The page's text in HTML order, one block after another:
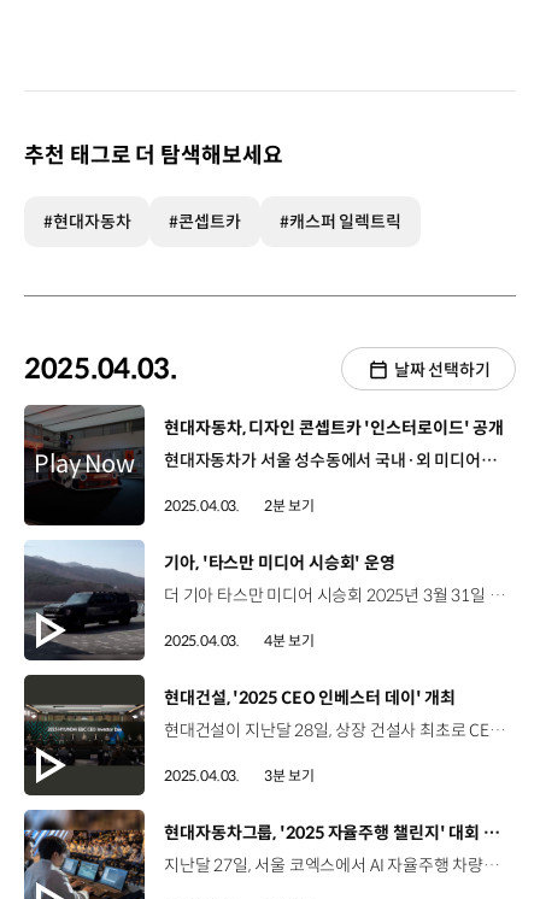
추천 태그로 더 탐색해보세요
#현대자동차 #콘셉트카 #캐스퍼 일렉트릭
2025.04.03. 날짜 선택하기
[동영상]
현대자동차, 디자인 콘셉트카 '인스터로이드' 공개
현대자동차가 서울 성수동에서 국내·외 미디어와 인플루언서를 대상으로 ‘인스터로이드’ 미디어 데이를 열었습니다. 소형 EV의 틀을 깨는 디자인 콘셉트카, ‘인스터로이드’는 현대자동차의 소형 전기 SUV인 ‘인스터’에 게임에서 영감을 받은 혁신적인 디자인을 더해 제작됐는데요. 현대자동차는 ‘인스터(INSTER)’의 경쾌한 정신에 ‘강화하다’라는 뜻의 ‘스테로이드(STEROID)’를 결합한 인스터로이드라는 이름을 통해 스포티하고 역동적인 에너지를 강조했습니다. 이날 행사에서는 현지 디자이너와 실무 담당자들이 콘셉트카 디자인 방향성과 USP 등을 직접 설명하는 자리도 마련됐습니다. 서달임 디자이너 / 현대유럽디자인센터어렸을 적 우리가 입꼬리를 올리며 상상했던 미래의 나의 자동차를 현실로 재현하는 디자인을 하고 싶었습니다. 비현실적이면서도 현실적인 외관은 한 번에 봐도 게임에서 방금 튀어나온 듯한 와이드 한 바디, 커다랗게 튀어나온 오일, 거대한 스포일러 등으로 이루어진 아주 강한 디자인입니다. 인테리어 디자인은 운전자가 자신이 원하는 스타일로 만들고 꾸미고 고칠 수 있는 디자인을 적용했습니다. 뿐만 아니라 현대자동차는 인스터로이드를 주제로 한 자체 개발 게임을 최초 공개하고, 다양한 게임 체험 공간도 운영해 공감대를 형성했습니다. 김정원 책임매니저 / 현대자동차 커뮤니케이션팀인스터로이드는 기존 양산차와 달리 차량의 독특한 디자인과 콘셉트를 효과적으로 전달하기 위해 넥슨의 카트라이더 러쉬플러스와의 협업을 시작으로 자체 개발한 게임 등을 통해 고객들에게 확장된 경험을 제공할 예정입니다. 한편 인스터로이드는 이번 서울 모빌리티쇼에서 일반 대중들에게 공개될 예정입니다.
2025.04.03. 2분 보기
[동영상]
기아, '타스만 미디어 시승회' 운영
더 기아 타스만 미디어 시승회 2025년 3월 31일 ~ 4월 2일 강원도 인제 고성 브랜드 첫 정통 픽업 더 기아 타스만의 미디어 시승회 1박 2일간, 2회에 걸쳐 국내 미디어 약 100매체 인플루언서 50팀 참여 타스만 주요 USP 및 주행 성능 체험 견고함과 활용성을 갖춘 ‘타스만 익스트림’ 모델 험로 주행에 최적화된 ‘타스만 X-PRO’ 모델 오프로드 체험 타스만 X-PRO 모델을 활용해 산악 및 계곡, 수로 등 주행 체험 Traction Control System TCS 제어를 통해 산악 지형에서도 안정적으로 주행 산악 주행에 특화된 터레인 모드 ‘락(ROCK)’ 안정적인 오프로드 주행을 돕는 ‘X-트랙’ 모드 등 체험 0.5m-0.8m 깊이의 수로에서 도강 성능 확인 노면 상황에 따라 반응하는 오토 터레인 모드 경험 대각으로 무게 중심이 이동하는 상황에서 타스만의 차체와 서스펜션 강성 체험 높은 경사에도 안정감있는 주행 성능 체험 온로드 체험 타스만 익스트림 모델을 활용해 도로주행 성능 체험 최고 출력 281마력, 최대 토크 43.0kgf·m 오프로드와 온로드를 넘나드는 픽업, 타스만 NVH 성능 강화하기 위해 전방 및 유리 1열에 이중접합 차음유리 적용 기착지에 마련된 부스 다양한 피크닉 소품 활용 타스만의 우수한 공간 활용성 체험 픽업 플랫폼 ‘보디 온 프레임’ 적용 뛰어난 적재 능력, 높은 내구성 구현 최대 3,500kg까지 견인할 수 있는 토잉 성능 PM, 연구원, 마케팅 담당자가 직접 답변하는 미디어 QA 세션 진행 김홍모 기자 / 팍스경제TV기아의 타스만을 실제로 타보기 전에 느꼈던 감정은 ‘이제 픽업의 선택지가 늘었구나’ 정도만 생각하고 왔었는데 실제로 타 보니까 오프로드 성능에 대해서 굉장히 많은 기술들을 담고 있어서 깜짝 놀랐습니다. 기아가 타스만을 출시하면서 ‘우리나라 픽업도 기준과 체급 자체가 올라간 게 아닌가’ 하는 생각을 갖게 되었습니다. “픽업 시장에 새로운 패러다임 더 기아 타스만”
2025.04.03. 4분 보기
[동영상]
현대건설, '2025 CEO 인베스터 데이' 개최
현대건설이 지난달 28일, 상장 건설사 최초로 CEO 인베스터 데이를 열고 에너지 중심의 성장 전략 ‘H-Road’를 공개했습니다. 이번에 공개된 ‘H-Road’에는 에너지 전환을 선도하고 경쟁력을 강화하기 위한 중장기 성장 전략이 담겼습니다. 이한우 대표이사 / 현대건설 현대건설이 개척해 온 발자취가 곧 건설 산업의 길이 되었습니다. 끊임없는 도전과 혁신을 통해 건설 산업을 선도해 왔으며, 앞으로도 우리가 걸어온 길을 토대로 지속 가능한 성장을 향해 힘찬 발걸음을 이어나갈 것입니다. 이것이 현대건설이 생각하는 ‘H-Road’입니다. 현대건설은 ‘H-Road’의 세 가지 키워드를 골자로 미래를 준비하는데요, 먼저, ‘에너지 트랜지션 리더’로서 대형원전과 SMR 등 원자력 사업을 중심으로 지속가능한 에너지 혁신을 주도해나갈 계획입니다. 또한, 고부가가치 기술을 기반으로 현지화 전략을 펼쳐 유럽, 미국, 오세아니아 등 선진시장에서의 시장 지배력도 확대해나갈 예정이며, ‘코어 컴피턴시 포커스’ 전략을 통해 데이터센터, 해상풍력 등 경쟁 우위 사업에 역량을 집중함으로써 글로벌 건설업계 선두 자리를 공고히 할 것을 선언했습니다. 이한우 대표이사 / 현대건설 현대건설은 건설업계 중 유일하게 기술 연구소를 운영하고 있으며, 앞으로도 첨단 기술과 스마트 건설 솔루션을 바탕으로 건설 산업의 디지털 전환을 가속화하고 미래 모빌리티 인프라 구축을 선도하는 건설 기업이 되겠습니다. 현대건설은 이날, ‘H-Road’실현을 위한 재무 전략도 발표했는데요. 수주 규모를 현재 17조 5천억 원에서 2030년 25조 원 이상으로 확대해 수주 및 매출 40조 원과 영업이익률 8%를 달성할 계획입니다. 이와 함께 현대건설은 최소 주당 배당금을 올해부터 기존 600원에서 800원으로 상향 조정하고, 2027년까지 총 주주환원율을 25% 이상으로 확대하는 등 주주환원 정책도 강화해나갈 예정입니다.
2025.04.03. 3분 보기
[동영상]
현대자동차그룹, '2025 자율주행 챌린지' 대회 개최
지난달 27일, 서울 코엑스에서 AI 자율주행 차량이 가상의 도심을 달리는 ‘2025 자율주행 챌린지’가 개최됐습니다. 현대자동차그룹은 지난 2010년부터 자율주행 기술 연구와 개발, 우수 인재 육성을 위해 자율주행 경진대회를 개최하고 있는데요. 올해는 대회 최초로 ‘AI 엔드 투 엔드 자율주행’ 기술력을 겨뤘습니다. AI 엔드 투 엔드 자율주행은 주행 데이터와 도로 교통 상황의 시나리오를 AI에 학습시키는 방식으로, 글로벌 자율주행 트렌드로 주목받고 있습니다. 이번 대회에는 총 16개 팀이 참가한 가운데 예선 경기를 거쳐 상위 8개 팀이 본선에 진출했는데요. 각 팀별로 세 가지 시나리오에 대한 미션을 수행한 뒤, 완주 점수와 페널티 등을 합산한 총점으로 최종 순위를 결정했습니다. 김소영 우승팀 / 한양대학교 저희가 처음 해보는 ‘AI 엔드 투 엔드 자율주행’이다 보니 데이터를 직접 취득을 하고 그걸 또 다시 학습하고 힘들었지만 그래도 값진 경험, 값진 결과를 얻게 되어서 행복했습니다. 우승팀에게는 상금 3,000만 원과 관련 부문 입사 지원 시 서류전형이 면제되는 채용 특전이 주어졌는데요. 현대자동차그룹은 앞으로도 자율주행 챌린지를 통해 기술 경연의 장을 마련하고 여러 대학이 자율주행 연구개발에 집중할 수 있도록 지원할 예정입니다.